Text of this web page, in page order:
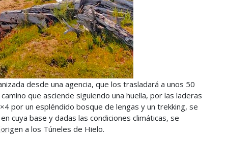
-
desde una agencia, que los trasladará a unos 50
que asciende siguiendo una huella, por las laderas
por un espléndido bosque de lengas y un trekking, se
cuya base y dadas las condiciones climáticas, se
a los Túneles de Hielo.